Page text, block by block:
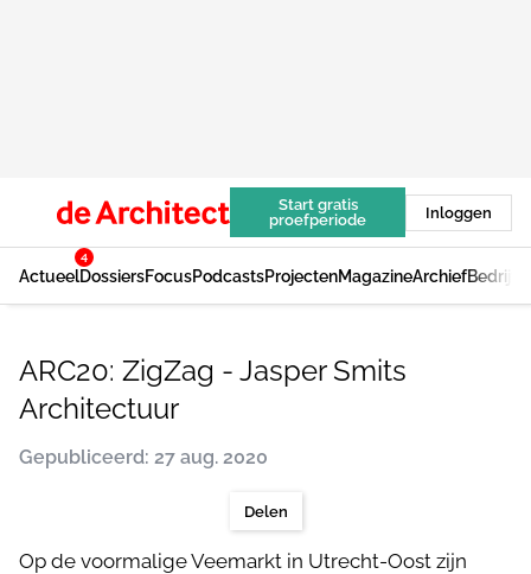
Start gratis
proefperiode
Inloggen
Actueel
4
DossiersFocusPodcastsProjectenMagazineArchief
ARC20: ZigZag - Jasper Smits
Architectuur
Gepubliceerd: 27 aug. 2020
Delen
Op de voormalige Veemarkt in Utrecht-Oost zijn